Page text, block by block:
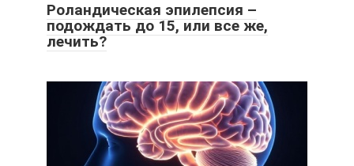
Роландическая эпилепсия –
подождать до 15, или все же,
лечить?